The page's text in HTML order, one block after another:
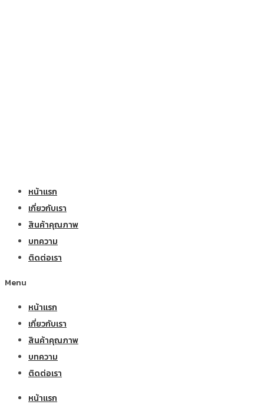
หน้าแรก
เกี่ยวกับเรา
สินค้าคุณภาพ
บทความ
ติดต่อเรา
Menu
หน้าแรก
เกี่ยวกับเรา
สินค้าคุณภาพ
บทความ
ติดต่อเรา
หน้าแรก